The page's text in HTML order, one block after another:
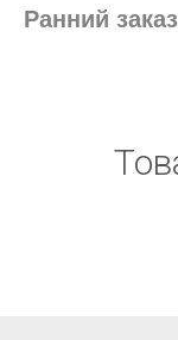
Ранний заказ